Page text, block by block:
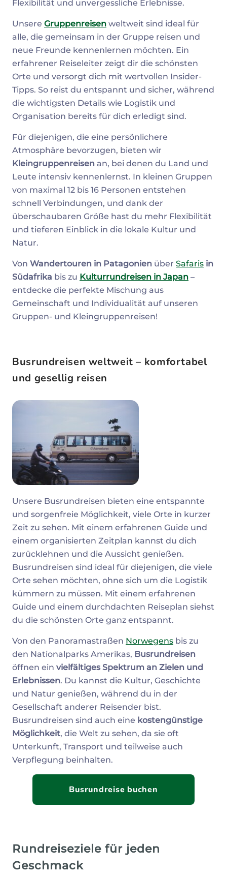
Flexibilität und unvergessliche Erlebnisse.
Unsere Gruppenreisen weltweit sind ideal für
alle, die gemeinsam in der Gruppe reisen und
neue Freunde kennenlernen möchten. Ein
erfahrener Reiseleiter zeigt dir die schönsten
Orte und versorgt dich mit wertvollen Insider-
Tipps. So reist du entspannt und sicher, während
die wichtigsten Details wie Logistik und
Organisation bereits für dich erledigt sind.
Für diejenigen, die eine persönlichere
Atmosphäre bevorzugen, bieten wir
Kleingruppenreisen an, bei denen du Land und
Leute intensiv kennenlernst. In kleinen Gruppen
von maximal 12 bis 16 Personen entstehen
schnell Verbindungen, und dank der
überschaubaren Größe hast du mehr Flexibilität
und tieferen Einblick in die lokale Kultur und
Natur.
Von Wandertouren in Patagonien über Safaris in
Südafrika bis zu Kulturrundreisen in Japan –
entdecke die perfekte Mischung aus
Gemeinschaft und Individualität auf unseren
Gruppen- und Kleingruppenreisen!
Busrundreisen weltweit – komfortabel
und gesellig reisen
Unsere Busrundreisen bieten eine entspannte
und sorgenfreie Möglichkeit, viele Orte in kurzer
Zeit zu sehen. Mit einem erfahrenen Guide und
einem organisierten Zeitplan kannst du dich
zurücklehnen und die Aussicht genießen.
Busrundreisen sind ideal für diejenigen, die viele
Orte sehen möchten, ohne sich um die Logistik
kümmern zu müssen. Mit einem erfahrenen
Guide und einem durchdachten Reiseplan siehst
du die schönsten Orte ganz entspannt.
Von den Panoramastraßen Norwegens bis zu
den Nationalparks Amerikas, Busrundreisen
öffnen ein vielfältiges Spektrum an Zielen und
Erlebnissen. Du kannst die Kultur, Geschichte
und Natur genießen, während du in der
Gesellschaft anderer Reisender bist.
Busrundreisen sind auch eine kostengünstige
Möglichkeit, die Welt zu sehen, da sie oft
Unterkunft, Transport und teilweise auch
Verpflegung beinhalten.
Busrundreise buchen
Rundreiseziele für jeden
Geschmack